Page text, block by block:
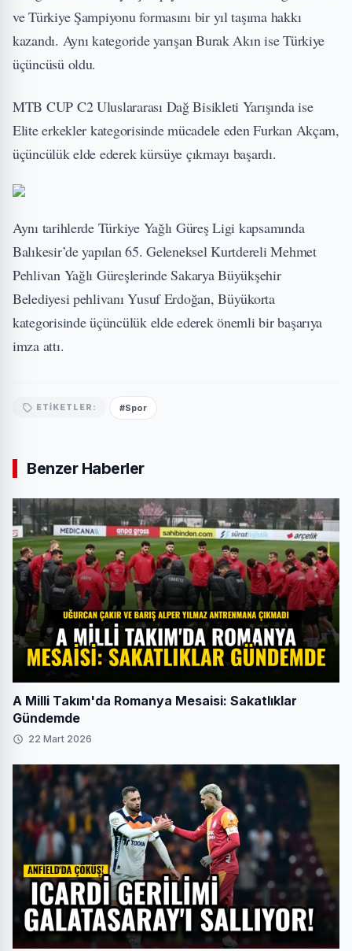
ve Türkiye Şampiyonu formasını bir yıl taşıma hakkı
kazandı. Aynı kategoride yarışan Burak Akın ise Türkiye
üçüncüsü oldu.
MTB CUP C2 Uluslararası Dağ Bisikleti Yarışında ise
Elite erkekler kategorisinde mücadele eden Furkan Akçam,
üçüncülük elde ederek kürsüye çıkmayı başardı.
Aynı tarihlerde Türkiye Yağlı Güreş Ligi kapsamında
Balıkesir’de yapılan 65. Geleneksel Kurtdereli Mehmet
Pehlivan Yağlı Güreşlerinde Sakarya Büyükşehir
Belediyesi pehlivanı Yusuf Erdoğan, Büyükorta
kategorisinde üçüncülük elde ederek önemli bir başarıya
imza attı.
ETIKETLER: #Spor
Benzer Haberler
A Milli Takım'da Romanya Mesaisi: Sakatlıklar
Gündemde
22 Mart 2026